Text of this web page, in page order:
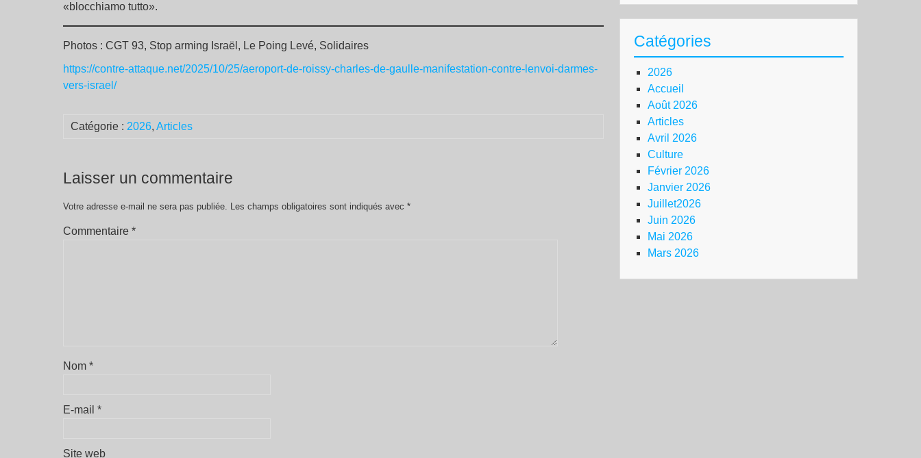
«blocchiamo tutto».
Photos : CGT 93, Stop arming Israël, Le Poing Levé, Solidaires
https://contre-attaque.net/2025/10/25/aeroport-de-roissy-charles-de-gaulle-manifestation-contre-lenvoi-darmes-
vers-israel/
Catégorie : 2026, Articles
Laisser un commentaire
Votre adresse e-mail ne sera pas publiée. Les champs obligatoires sont indiqués avec *
Commentaire *
Nom *
E-mail *
Site web
Catégories
2026
Accueil
Août 2026
Articles
Avril 2026
Culture
Février 2026
Janvier 2026
Juillet2026
Juin 2026
Mai 2026
Mars 2026